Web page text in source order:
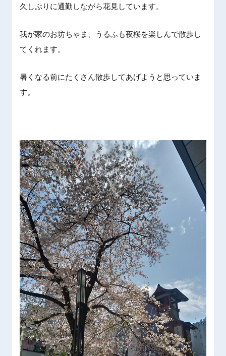
久しぶりに通勤しながら花見しています。
我が家のお坊ちゃま、うるふも夜桜を楽しんで散歩し
てくれます。
暑くなる前にたくさん散歩してあげようと思っていま
す。